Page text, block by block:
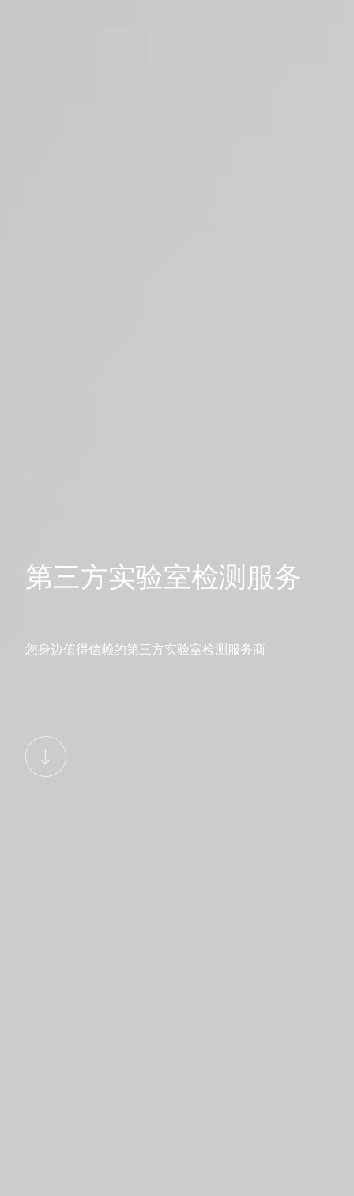
第三方实验室检测服务
您身边值得信赖的第三方实验室检测服务商